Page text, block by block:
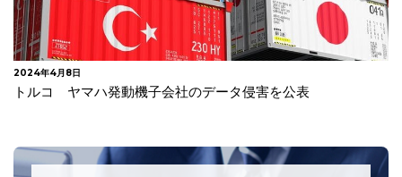
2024年4月8日
トルコ ヤマハ発動機子会社のデータ侵害を公表